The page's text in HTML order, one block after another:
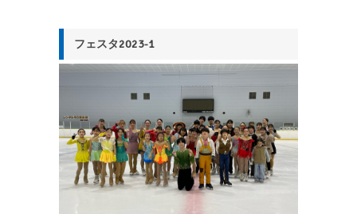
フェスタ2023-1